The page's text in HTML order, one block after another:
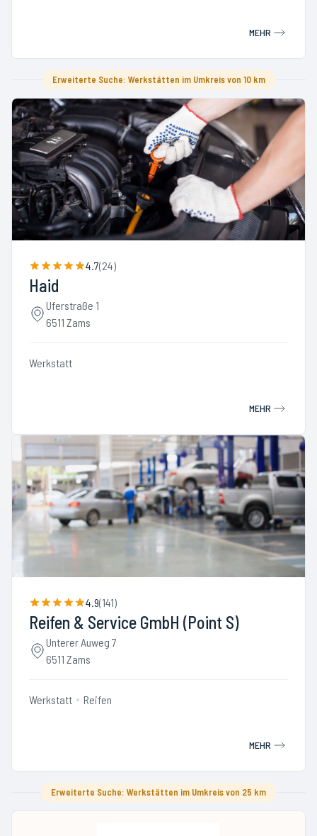
MEHR
Erweiterte Suche: Werkstätten im Umkreis von 10 km
4.7(24)
Haid
Uferstraße 1
6511 Zams
Werkstatt
MEHR
4.9(141)
Reifen & Service GmbH (Point S)
Unterer Auweg 7
6511 Zams
Werkstatt Reifen
MEHR
Erweiterte Suche: Werkstätten im Umkreis von 25 km